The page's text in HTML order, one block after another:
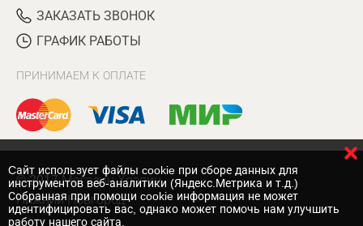
ЗАКАЗАТЬ ЗВОНОК
ГРАФИК РАБОТЫ
ПРИНИМАЕМ К ОПЛАТЕ
© 2017 Магазин Хозяин
Нижний Новгород
Cайт использует файлы cookie при сборе данных для
инструментов веб-аналитики (Яндекс.Метрика и т.д.)
Собранная при помощи cookie информация не может
идентифицировать вас, однако может помочь нам улучшить
работу нашего сайта.